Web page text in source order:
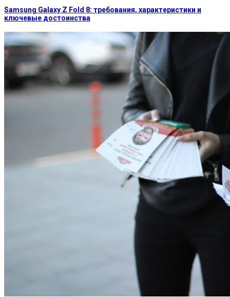
Samsung Galaxy Z Fold 8: требования, характеристики и
ключевые достоинства